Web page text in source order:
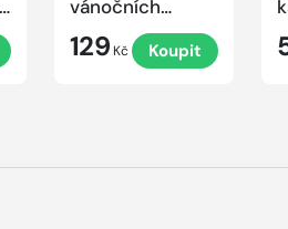
vánočních
křížovek 2025
129 Kč Koupit